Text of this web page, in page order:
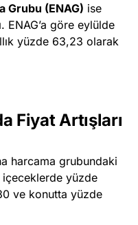
Grubu (ENAG) ise
ENAG’a göre eylülde
yüzde 63,23 olarak
Fiyat Artışları
harcama grubundaki
içeceklerde yüzde
ve konutta yüzde